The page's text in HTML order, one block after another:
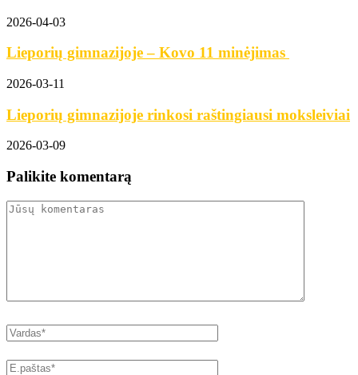
2026-04-03
Lieporių gimnazijoje – Kovo 11 minėjimas
2026-03-11
Lieporių gimnazijoje rinkosi raštingiausi moksleiviai
2026-03-09
Palikite komentarą